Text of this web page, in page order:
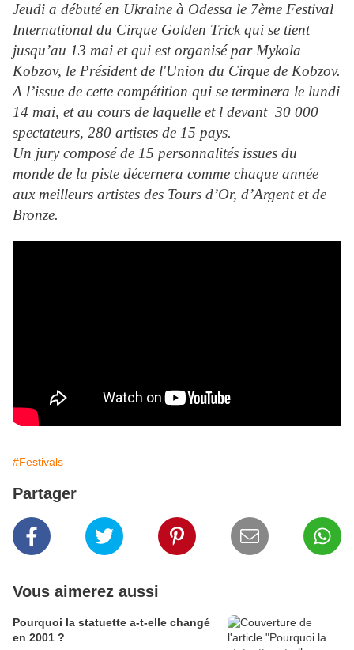
Jeudi a débuté en Ukraine à Odessa le 7ème Festival
International du Cirque Golden Trick qui se tient
jusqu’au 13 mai et qui est organisé par Mykola
Kobzov, le Président de l'Union du Cirque de Kobzov.
A l’issue de cette compétition qui se terminera le lundi
14 mai, et au cours de laquelle et l devant 30 000
spectateurs, 280 artistes de 15 pays.
Un jury composé de 15 personnalités issues du
monde de la piste décernera comme chaque année
aux meilleurs artistes des Tours d’Or, d’Argent et de
Bronze.
#Festivals
Partager
Vous aimerez aussi
Pourquoi la statuette a-t-elle changé
en 2001 ?